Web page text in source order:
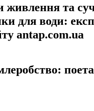
живлення та
для води:
antap.com.ua